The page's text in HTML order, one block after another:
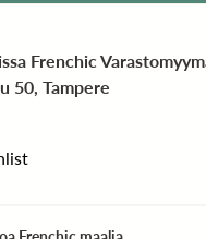
Frenchic
50, Tampere
Sävymallit